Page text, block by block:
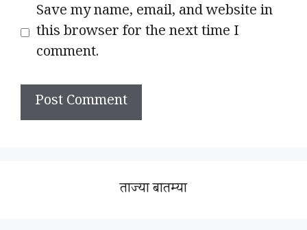
Save my name, email, and website in
this browser for the next time I
comment.
ताज्या बातम्या